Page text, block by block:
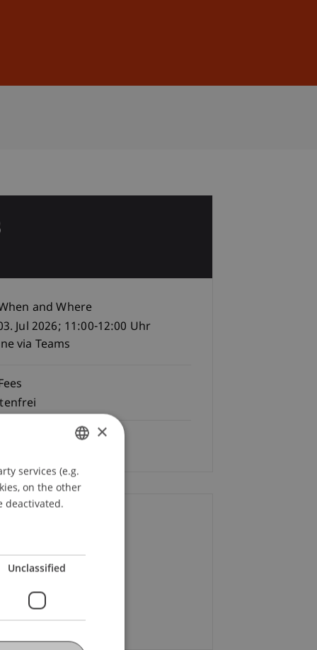
and Where
Jul 2026; 11:00-12:00 Uhr
via Teams
German
Esposito
GERMAN
ENGLISH
×
services (e.g.
on the other
deactivated.
Unclassified